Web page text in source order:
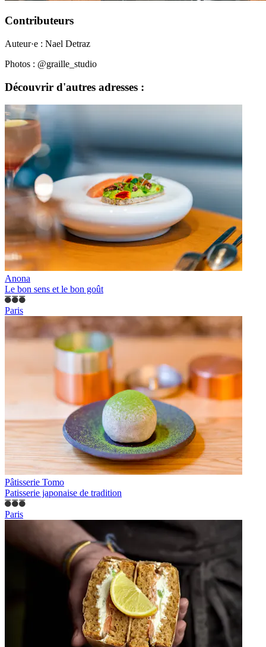
Contributeurs
Auteur·e : Nael Detraz
Photos : @graille_studio
Découvrir d'autres adresses :
Anona
Le bon sens et le bon goût
Paris
Pâtisserie Tomo
Patisserie japonaise de tradition
Paris